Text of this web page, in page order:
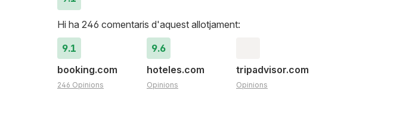
Hi ha 246 comentaris d'aquest allotjament:
9.1
booking.com
246 Opinions
9.6
hoteles.com
Opinions
tripadvisor.com
Opinions